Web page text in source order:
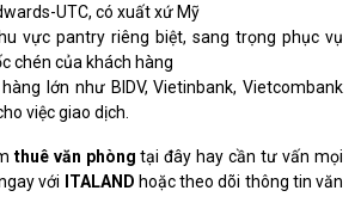
UTC, có xuất xứ Mỹ
vực pantry riêng biệt, sang trọng phục vụ
chén của khách hàng
lớn như BIDV, Vietinbank, Vietcombank
việc giao dịch.
thuê văn phòngtại đây hay cần tư vấn mọi
với
ITALAND hoặc theo dõi thông tin văn